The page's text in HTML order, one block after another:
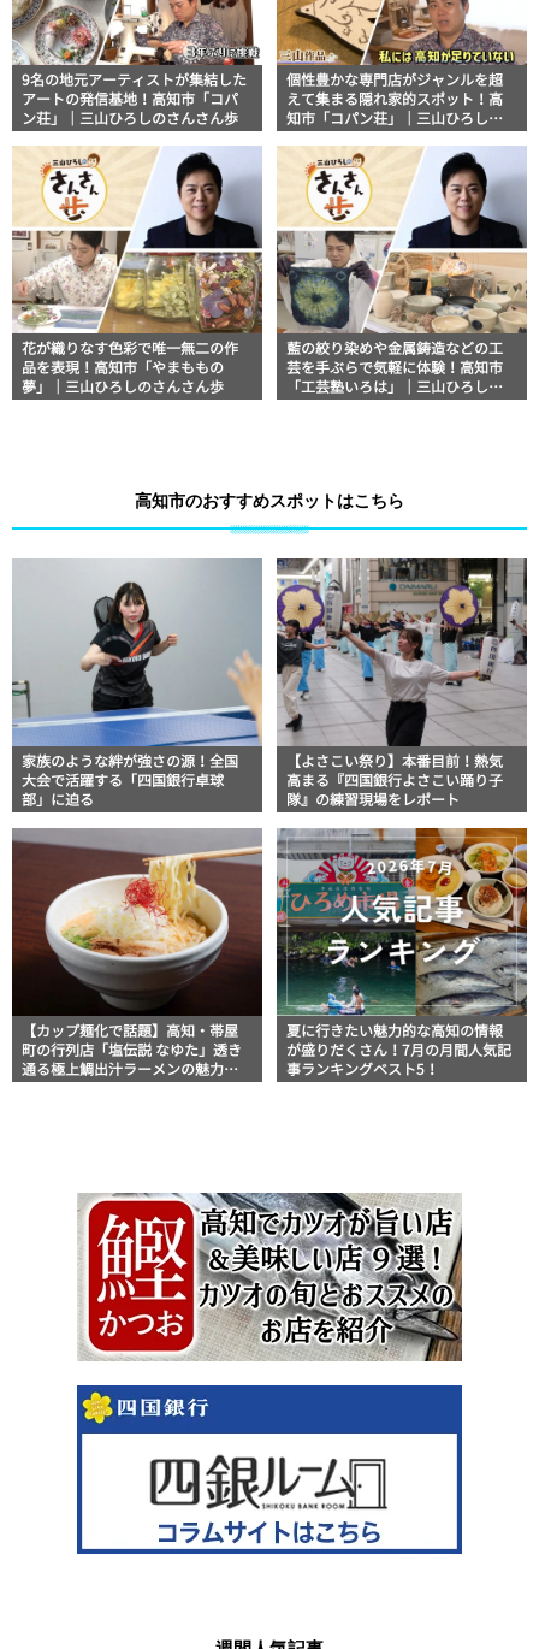
9名の地元アーティストが集結した
アートの発信基地！高知市「コパ
ン荘」｜三山ひろしのさんさん歩
個性豊かな専門店がジャンルを超
えて集まる隠れ家的スポット！高
知市「コパン荘」｜三山ひろしの
さんさん歩
花が織りなす色彩で唯一無二の作
品を表現！高知市「やまももの
夢」｜三山ひろしのさんさん歩
藍の絞り染めや金属鋳造などの工
芸を手ぶらで気軽に体験！高知市
「工芸塾いろは」｜三山ひろしの
高知市のおすすめスポットはこちら
家族のような絆が強さの源！全国
大会で活躍する「四国銀行卓球
部」に迫る
【よさこい祭り】本番目前！熱気
高まる『四国銀行よさこい踊り子
隊』の練習現場をレポート
【カップ麺化で話題】高知・帯屋
町の行列店「塩伝説 なゆた」透き
通る極上鯛出汁ラーメンの魅力を
徹底解剖 ｜ほっとこうちオススメ
夏に行きたい魅力的な高知の情報
が盛りだくさん！7月の月間人気記
事ランキングベスト5！